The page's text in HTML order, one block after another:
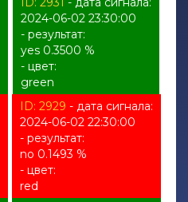
2024-06-02 23:30:00
- результат:
yes 0.3500 %
- цвет:
green
ID: 2929 - дата сигнала:
2024-06-02 22:30:00
- результат:
no 0.1493 %
- цвет:
red